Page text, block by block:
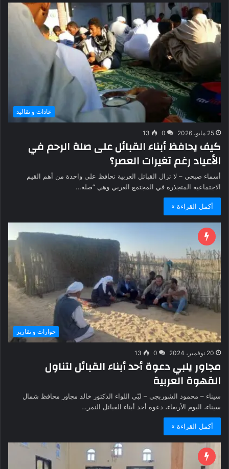
عادات و تقاليد
25 مايو، 2026 0
13
كيف يحافظ أبناء القبائل على صلة الرحم في
الأعياد رغم تغيرات العصر؟
أسماء صبحي – لا تزال القبائل العربية تحافظ على واحدة من أهم القيم
الاجتماعية المتجذرة في المجتمع العربي وهي “صلة…
أكمل القراءة »
حوارات و تقارير
20 نوفمبر، 2024 0
13
مجاور يلبي دعوة أحد أبناء القبائل لتناول
القهوة العربية
سيناء – محمود الشوربجي – لبّى اللواء الدكتور خالد مجاور محافظ شمال
سيناء، اليوم الأربعاء، دعوة أحد أبناء القبائل النمر…
أكمل القراءة »